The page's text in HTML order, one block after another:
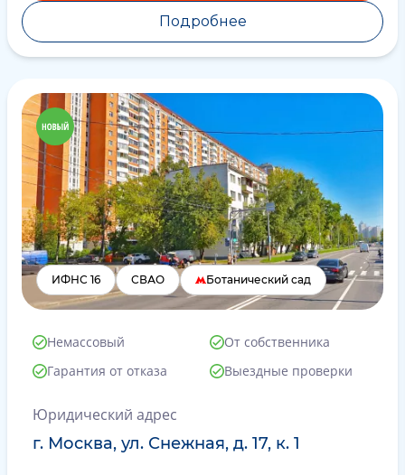
Подробнее
ИФНС 16 СВАО Ботанический сад
Немассовый
От собственника
Гарантия от отказа
Выездные проверки
Юридический адрес
г. Москва, ул. Снежная, д. 17, к. 1